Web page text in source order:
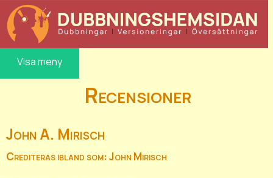
Visa meny
Recensioner
John A. Mirisch
Crediteras ibland som: John Mirisch